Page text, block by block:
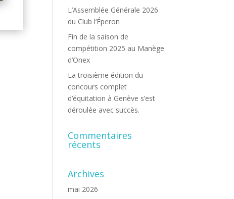
L’Assemblée Générale 2026
du Club l’Éperon
Fin de la saison de
compétition 2025 au Manège
d’Onex
La troisième édition du
concours complet
d’équitation à Genève s’est
déroulée avec succès.
Commentaires
récents
Archives
mai 2026